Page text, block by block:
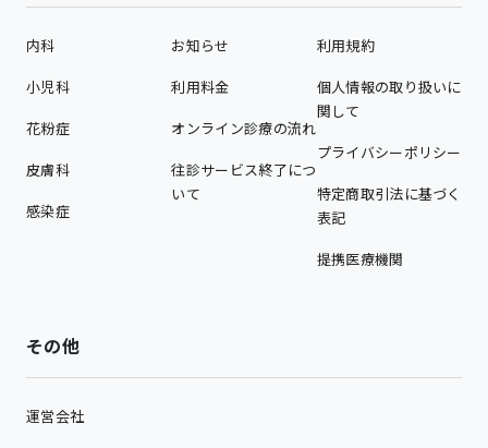
内科
小児科
花粉症
皮膚科
感染症
お知らせ
利用料金
オンライン診療の流れ
往診サービス終了につ
いて
利用規約
個人情報の取り扱いに
関して
プライバシーポリシー
特定商取引法に基づく
表記
提携医療機関
その他
運営会社